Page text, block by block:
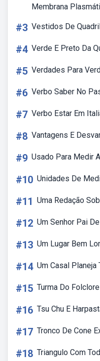
Membrana
#3 Vestidos De
#4 Verde E Preto Da
#5 Verdades Para
#6 Verbo Saber No
#7 Verbo Estar Em
#8 Vantagens E
#9 Usado Para Medir
#10 Unidades De
#11 Uma Redação
#12 Um Senhor Pai
#13 Um Lugar Bem
#14 Um Casal Planeja
#15 Turma Do
#16 Tsu Chu E
#17 Tronco De Cone
#18 Triangulo Com